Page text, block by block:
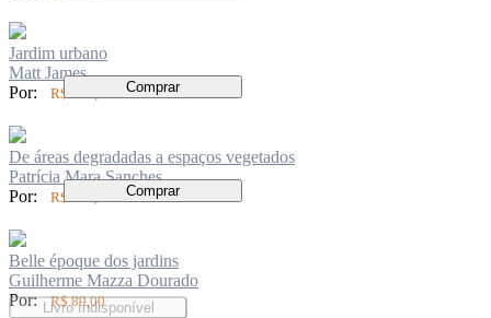
Jardim urbano
Matt James
Por:
R$ 154,00 Comprar
De áreas degradadas a espaços vegetados
Patrícia Mara Sanches
Por:
R$ 147,00 Comprar
Belle époque dos jardins
Guilherme Mazza Dourado
Por:
R$ 89,00
Livro Indisponível